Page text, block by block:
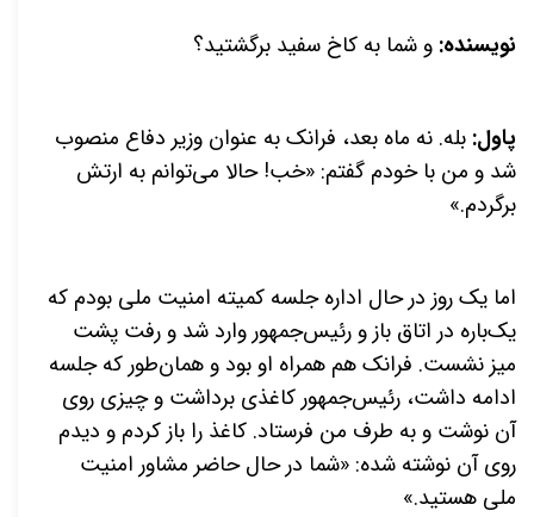
نویسنده: و شما به کاخ سفید برگشتید؟
پاول: بله. نه ماه بعد، فرانک به عنوان وزیر دفاع منصوب
شد و من با خودم گفتم: «خب! حالا می‌توانم به ارتش
برگردم.»
اما یک روز در حال اداره جلسه کمیته امنیت ملی بودم که
یک‌باره در اتاق باز و رئیس‌جمهور وارد شد و رفت پشت
میز نشست. فرانک هم همراه او بود و همان‌طور که جلسه
ادامه داشت، رئیس‌جمهور کاغذی برداشت و چیزی روی
آن نوشت و به طرف من فرستاد. کاغذ را باز کردم و دیدم
روی آن نوشته شده: «شما در حال حاضر مشاور امنیت
ملی هستید.»